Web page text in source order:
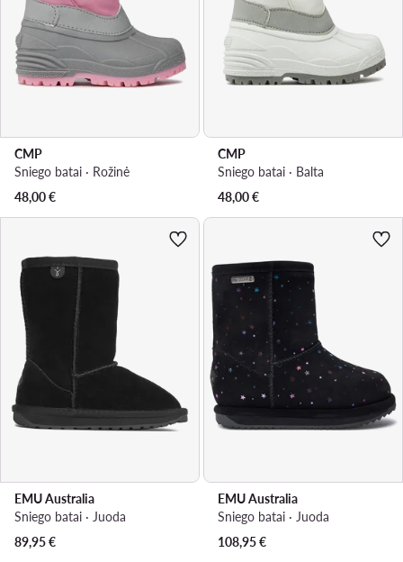
CMP
Sniego batai · Rožinė
48,00€
CMP
Sniego batai · Balta
48,00€
EMU Australia
Sniego batai · Juoda
89,95€
EMU Australia
Sniego batai · Juoda
108,95€